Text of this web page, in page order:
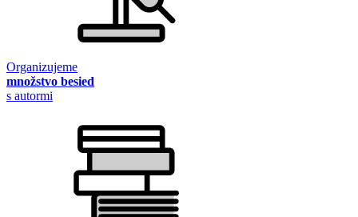
Organizujeme
množstvo besied
s autormi